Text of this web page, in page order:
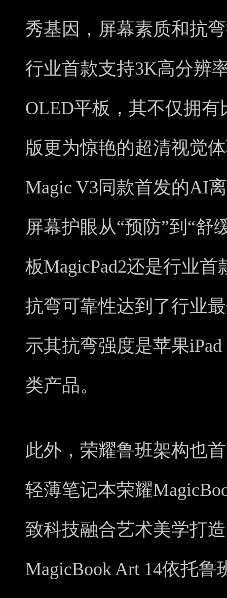
秀基因，屏幕素质和抗
行业首款支持3K高分辨
OLED平板，其不仅拥
版更为惊艳的超清视觉
Magic V3同款首发的AI
屏幕护眼从“预防”到“舒
板MagicPad2还是行业
抗弯可靠性达到了行业
示其抗弯强度是苹果
类产品。
此外，荣耀鲁班架构也
轻薄笔记本荣耀
致科技融合艺术美学打
MagicBook Art 14依托